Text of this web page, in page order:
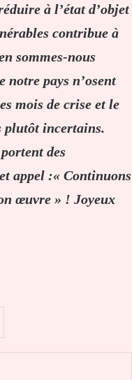
à l’état d’objet
contribue à
sommes-nous
pays n’osent
mois de crise et le
plutôt incertains.
des
appel :« Continuons
œuvre » ! Joyeux